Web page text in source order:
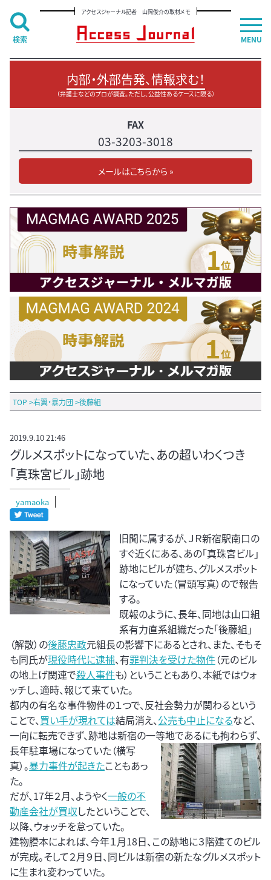
アクセスジャーナル記者 山岡俊介の取材メモ
内部・外部告発、情報求む！
（弁護士などのプロが調査。ただし、公益性あるケースに限る）
FAX
03-3203-3018
メールはこちらから »
TOP >右翼・暴力団 >後藤組
2019.9.10 21:46
グルメスポットになっていた、あの超いわくつき
「真珠宮ビル」跡地
yamaoka
旧聞に属するが、ＪＲ新宿駅南口の
すぐ近くにある、あの「真珠宮ビル」
跡地にビルが建ち、グルメスポット
になっていた（冒頭写真）ので報告
する。
既報のように、長年、同地は山口組
系有力直系組織だった「後藤組」
（解散）の後藤忠政元組長の影響下にあるとされ、また、そもそ
も同氏が現役時代に逮捕、有罪判決を受けた物件（元のビル
の地上げ関連で殺人事件も）ということもあり、本紙ではウォ
ッチし、適時、報じて来ていた。
都内の有名な事件物件の１つで、反社会勢力が関わるという
ことで、買い手が現れては結局消え、公売も中止になるなど、
一向に転売できず、跡地は新宿の一等地であるにも拘わらず、
長年駐車場になっていた（横写
真）。暴力事件が起きたこともあっ
た。
だが、17年２月、ようやく一般の不
動産会社が買収したということで、
以降、ウォッチを怠っていた。
建物謄本によれば、今年１月18日、この跡地に３階建てのビル
が完成。そして２月９日、同ビルは新宿の新たなグルメスポット
に生まれ変わっていた。
MENU
検索